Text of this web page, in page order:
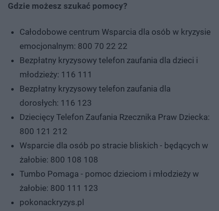
Gdzie możesz szukać pomocy?
Całodobowe centrum Wsparcia dla osób w kryzysie
emocjonalnym: 800 70 22 22
Bezpłatny kryzysowy telefon zaufania dla dzieci i
młodzieży: 116 111
Bezpłatny kryzysowy telefon zaufania dla
dorosłych: 116 123
Dziecięcy Telefon Zaufania Rzecznika Praw Dziecka:
800 121 212
Wsparcie dla osób po stracie bliskich - będących w
żałobie: 800 108 108
Tumbo Pomaga - pomoc dzieciom i młodzieży w
żałobie: 800 111 123
pokonackryzys.pl